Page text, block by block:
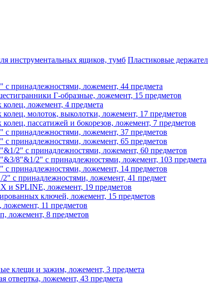
инструментальных ящиков, тумб Пластиковые
принадлежностями, ложемент, 44 предмета
Г-образные, ложемент, 15 предметов
ложемент, 4 предмета
молоток, выколотки, ложемент, 17 предметов
пассатижей и бокорезов, ложемент, 7 предметов
принадлежностями, ложемент, 37 предметов
принадлежностями, ложемент, 65 предметов
2" с принадлежностями, ложемент, 60 предметов
8"&1/2" с принадлежностями, ложемент, 103 предмета
принадлежностями, ложемент, 14 предметов
с принадлежностями, ложемент, 41 предмет
и SPLINE, ложемент, 19 предметов
ключей, ложемент, 15 предметов
11 предметов
ложемент, 8 предметов
клещи и зажим, ложемент, 3 предмета
отвертка, ложемент, 43 предмета